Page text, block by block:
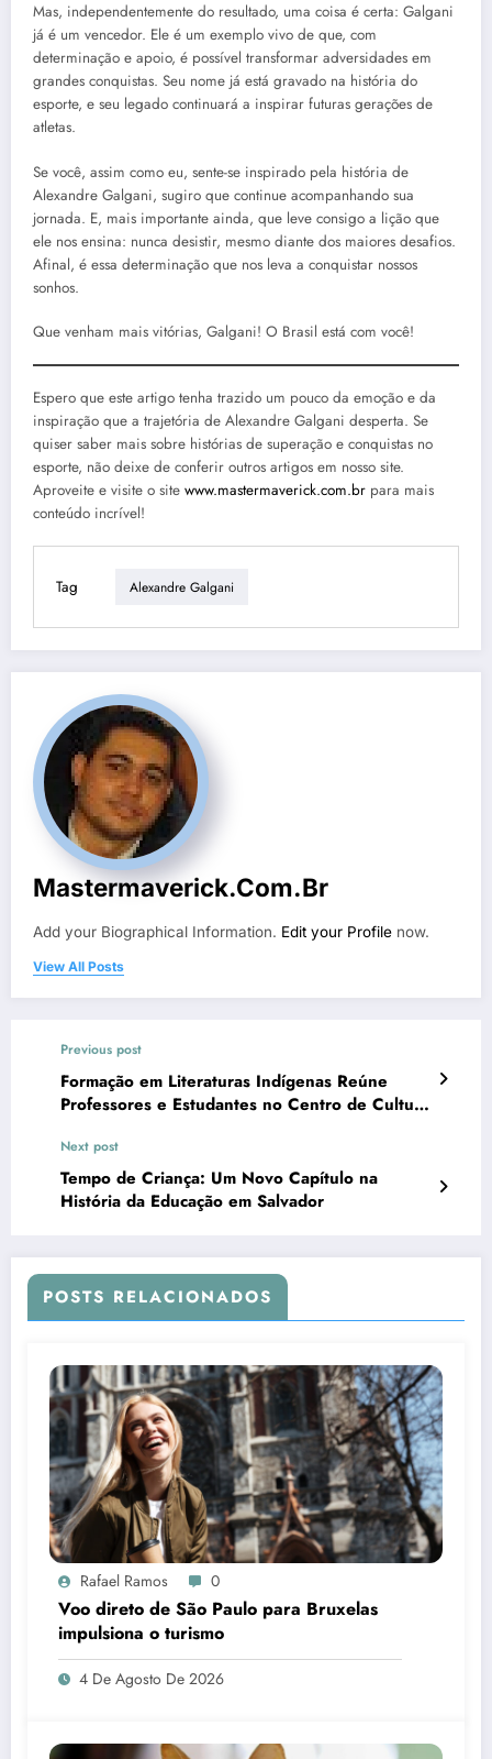
Mas, independentemente do resultado, uma coisa é certa: Galgani
já é um vencedor. Ele é um exemplo vivo de que, com
determinação e apoio, é possível transformar adversidades em
grandes conquistas. Seu nome já está gravado na história do
esporte, e seu legado continuará a inspirar futuras gerações de
atletas.
Se você, assim como eu, sente-se inspirado pela história de
Alexandre Galgani, sugiro que continue acompanhando sua
jornada. E, mais importante ainda, que leve consigo a lição que
ele nos ensina: nunca desistir, mesmo diante dos maiores desafios.
Afinal, é essa determinação que nos leva a conquistar nossos
sonhos.
Que venham mais vitórias, Galgani! O Brasil está com você!
Espero que este artigo tenha trazido um pouco da emoção e da
inspiração que a trajetória de Alexandre Galgani desperta. Se
quiser saber mais sobre histórias de superação e conquistas no
esporte, não deixe de conferir outros artigos em nosso site.
Aproveite e visite o site www.mastermaverick.com.br para mais
conteúdo incrível!
Tag Alexandre Galgani
Mastermaverick.com.br
Add your Biographical Information. Edit your Profile now.
View All Posts
Previous post
Formação em Literaturas Indígenas Reúne
Professores e Estudantes no Centro de Cultura
Next post
Tempo de Criança: Um Novo Capítulo na
História da Educação em Salvador
POSTS RELACIONADOS
Rafael Ramos 0
Voo direto de São Paulo para Bruxelas
impulsiona o turismo
4 De Agosto De 2026